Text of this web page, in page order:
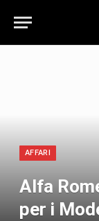
AFFARI
Alfa
per i